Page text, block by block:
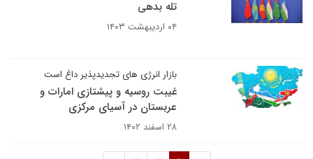
تله بدهی
۰۴ اردیبهشت ۱۴۰۳
بازار انرژی های تجدیدپذیر داغ است
غیبت روسیه و پیشتازی امارات و
عربستان در آسیای مرکزی
۲۸ اسفند ۱۴۰۲